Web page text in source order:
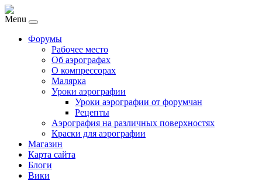
Menu
Форумы
Рабочее место
Об аэрографах
О компрессорах
Малярка
Уроки аэрографии
Уроки аэрографии от форумчан
Рецепты
Аэрография на различных поверхностях
Краски для аэрографии
Магазин
Карта сайта
Блоги
Вики